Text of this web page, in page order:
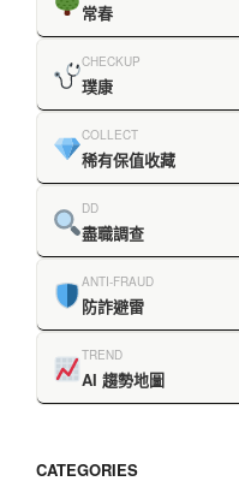
常春
CHECKUP
璞康
COLLECT
稀有保值收藏
DD
盡職調查
ANTI-FRAUD
防詐避雷
TREND
AI 趨勢地圖
CATEGORIES